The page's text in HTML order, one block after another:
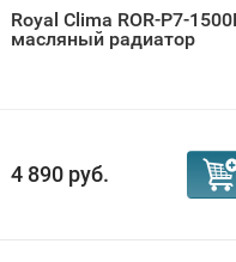
Royal Clima ROR-P7-
масляный радиатор
4 890 руб.